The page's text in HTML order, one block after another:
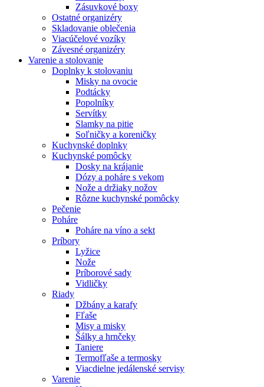
Zásuvkové boxy
Ostatné organizéry
Skladovanie oblečenia
Viacúčelové vozíky
Závesné organizéry
Varenie a stolovanie
Doplnky k stolovaniu
Misky na ovocie
Podtácky
Popolníky
Servítky
Slamky na pitie
Soľničky a koreničky
Kuchynské doplnky
Kuchynské pomôcky
Dosky na krájanie
Dózy a poháre s vekom
Nože a držiaky nožov
Rôzne kuchynské pomôcky
Pečenie
Poháre
Poháre na víno a sekt
Príbory
Lyžice
Nože
Príborové sady
Vidličky
Riady
Džbány a karafy
Fľaše
Misy a misky
Šálky a hrnčeky
Taniere
Termofľaše a termosky
Viacdielne jedálenské servisy
Varenie